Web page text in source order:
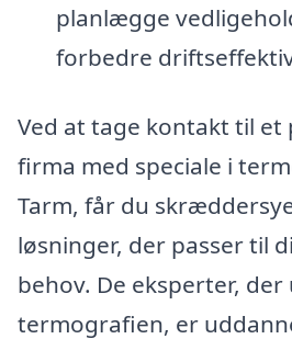
planlægge
forbedre
Ved at tage kontakt til et
firma med speciale i
Tarm, får du
løsninger, der passer til
behov. De eksperter,
termografien, er